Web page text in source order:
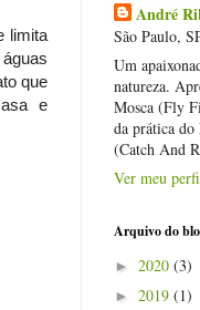
limita
que
e
André
São Paulo,
Um
natureza.
Mosca (Fly
da prática do
(Catch And
Ver meu
Arquivo do
► 2020 (3)
► 2019 (1)